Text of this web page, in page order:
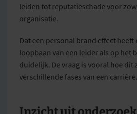
leiden tot reputatieschade voor
organisatie.
Dat een personal brand effect heeft
loopbaan van een leider als op het
duidelijk. De vraag is vooral hoe dit
verschillende fases van een carrière.